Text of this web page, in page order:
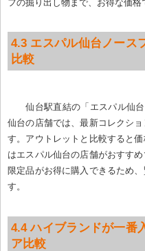
フの掘り出し物まで、お得な価格
4.3 エスパル仙台ノース
比較
仙台駅直結の「エスパル仙
仙台の店舗では、最新コレクシ
す。アウトレットと比較すると
はエスパル仙台の店舗がおすす
限定品がお得に購入できるため
す。
4.4 ハイブランドが一番
ア比較